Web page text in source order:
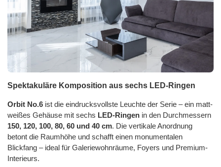
Spektakuläre Komposition aus sechs LED-Ringen
Orbit No.6 ist die eindrucksvollste Leuchte der Serie – ein matt-
weißes Gehäuse mit sechs LED-Ringen in den Durchmessern
150, 120, 100, 80, 60 und 40 cm. Die vertikale Anordnung
betont die Raumhöhe und schafft einen monumentalen
Blickfang – ideal für Galeriewohnräume, Foyers und Premium-
Interieurs.